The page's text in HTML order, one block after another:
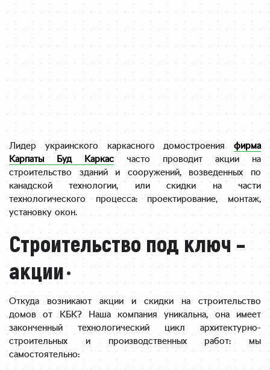
Лидер украинского каркасного домостроения фирма
Карпаты Буд Каркас часто проводит акции на
строительство зданий и сооружений, возведенных по
канадской технологии, или скидки на части
технологического процесса: проектирование, монтаж,
установку окон.
Строительство под ключ –
акции
Откуда возникают акции и скидки на строительство
домов от КБК? Наша компания уникальна, она имеет
законченный технологический цикл архитектурно-
строительных и производственных работ: мы
самостоятельно: